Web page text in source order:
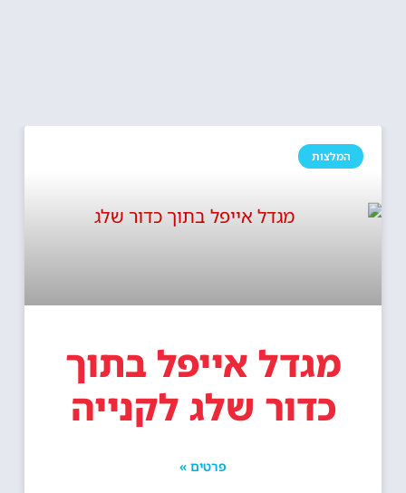
המלצות
מגדל אייפל בתוך
כדור שלג לקנייה
פרטים »